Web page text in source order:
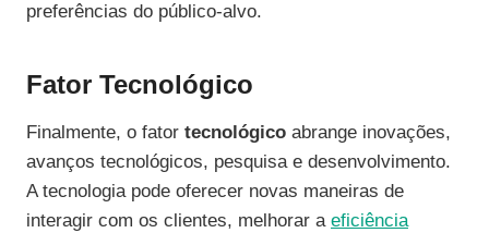
preferências do público-alvo.
Fator Tecnológico
Finalmente, o fator tecnológico abrange inovações,
avanços tecnológicos, pesquisa e desenvolvimento.
A tecnologia pode oferecer novas maneiras de
interagir com os clientes, melhorar a eficiência